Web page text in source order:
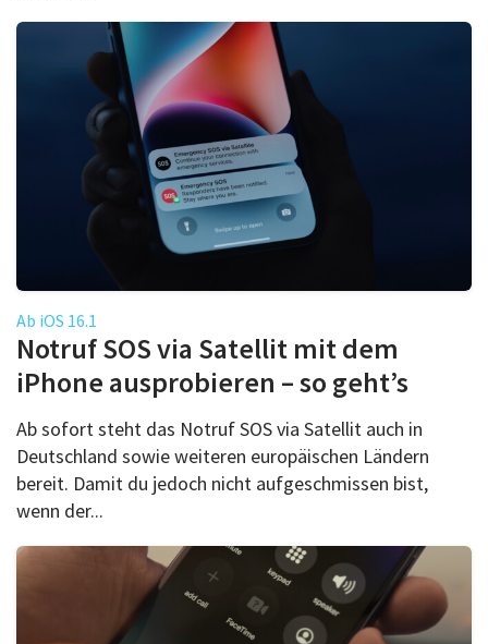
Ab iOS 16.1
Notruf SOS via Satellit mit dem
iPhone ausprobieren – so geht’s
Ab sofort steht das Notruf SOS via Satellit auch in
Deutschland sowie weiteren europäischen Ländern
bereit. Damit du jedoch nicht aufgeschmissen bist,
wenn der...